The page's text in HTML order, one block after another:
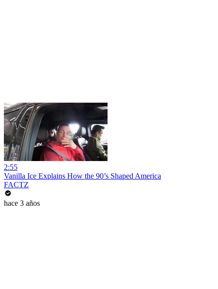
2:55
Vanilla Ice Explains How the 90’s Shaped America
FACTZ
hace 3 años